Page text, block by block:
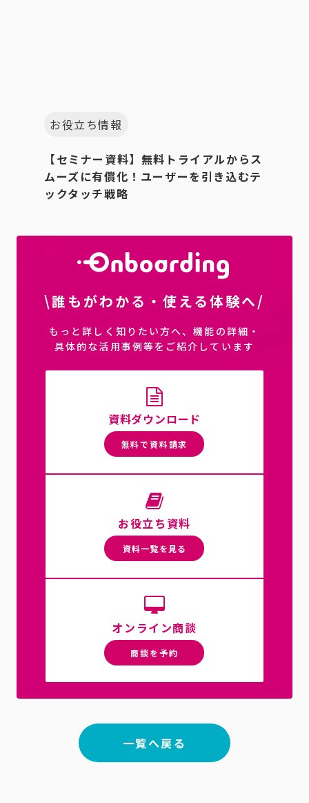
お役立ち情報
【セミナー資料】無料トライアルからス
ムーズに有償化！ユーザーを引き込むテ
ックタッチ戦略
\誰もがわかる・使える体験へ/
もっと詳しく知りたい方へ、機能の詳細・
具体的な活用事例等をご紹介しています
資料ダウンロード
無料で資料請求
お役立ち資料
資料一覧を見る
オンライン商談
商談を予約
一覧へ戻る